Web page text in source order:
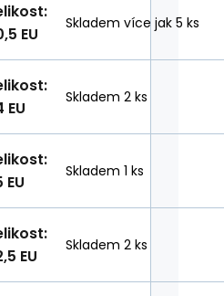
:
EU
Skladem více jak 5 ks
:
EU
Skladem 2 ks
:
EU
Skladem 1 ks
:
EU
Skladem 2 ks